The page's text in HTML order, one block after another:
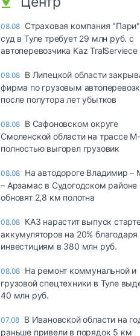
08.08 Страховая компания
суд в Туле требует 29 млн руб. с
автоперевозчика Kaz TralServiece
08.08 В Липецкой области
фирма по грузовым
после полутора лет убытков
08.08 В Сафоновском округе
Смоленской области на трассе
полностью выгорел грузовик
08.08 На автодороге Владимир –
– Арзамас в Судогодском районе
обновят 2,8 км полотна
08.08 КАЗ нарастит выпуск
аккумуляторов на 20% благодаря
инвестициям в 380 млн руб.
08.08 На ремонт коммунальной и
грузовой спецтехники в Туле
40 млн руб.
07.08 В Ивановской области на
раньше привели в порядок 5 км